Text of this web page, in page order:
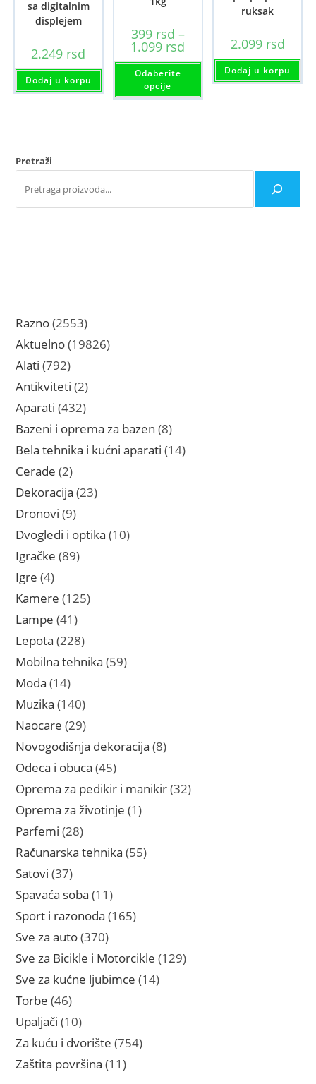
sa digitalnim
displejem
2.249 rsd
Dodaj u korpu
399 rsd –
1.099 rsd
od
1.099 rsd
Odaberite
opcije
Ovaj
proizvod
ima
proizvoda.
ruksak
2.099 rsd
Dodaj u korpu
Pretraži
Razno 25532553
proizvoda
Aktuelno 1982619826
Alati 792792
proizvoda
Antikviteti 22
proizvoda
Aparati 432432
proizvoda
Bazeni i oprema za bazen 88
proizvoda
Bela tehnika i kućni aparati 1414
Cerade 22
proizvoda
Dekoracija 2323
Dronovi 99
proizvoda
Dvogledi i optika 1010
Igračke 8989
Igre 44
proizvoda
Kamere 125125
Lampe 4141
proizvod
Lepota 228228
proizvoda
Mobilna tehnika 5959
Moda 1414
proizvoda
Muzika 140140
proizvoda
Naocare 2929
proizvoda
Novogodišnja dekoracija 88
Odeca i obuca 4545
proizvoda
Oprema za pedikir i manikir 3232
Oprema za životinje 11
Parfemi 2828
proizvoda
Računarska tehnika 5555
Satovi 3737
proizvoda
Spavaća soba 1111
proizvoda
Sport i razonoda 165165
Sve za auto 370370
proizvoda
Sve za Bicikle i Motorcikle 129129
Sve za kućne ljubimce 1414
Torbe 4646
proizvoda
Upaljači 1010
proizvoda
Za kuću i dvorište 754754
Zaštita površina 1111